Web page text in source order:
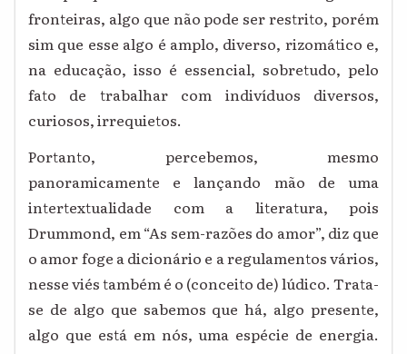
fronteiras, algo que não pode ser restrito, porém
sim que esse algo é amplo, diverso, rizomático e,
na educação, isso é essencial, sobretudo, pelo
fato de trabalhar com indivíduos diversos,
curiosos, irrequietos.
Portanto, percebemos, mesmo
panoramicamente e lançando mão de uma
intertextualidade com a literatura, pois
Drummond, em “As sem-razões do amor”, diz que
o amor foge a dicionário e a regulamentos vários,
nesse viés também é o (conceito de) lúdico. Trata-
se de algo que sabemos que há, algo presente,
algo que está em nós, uma espécie de energia.